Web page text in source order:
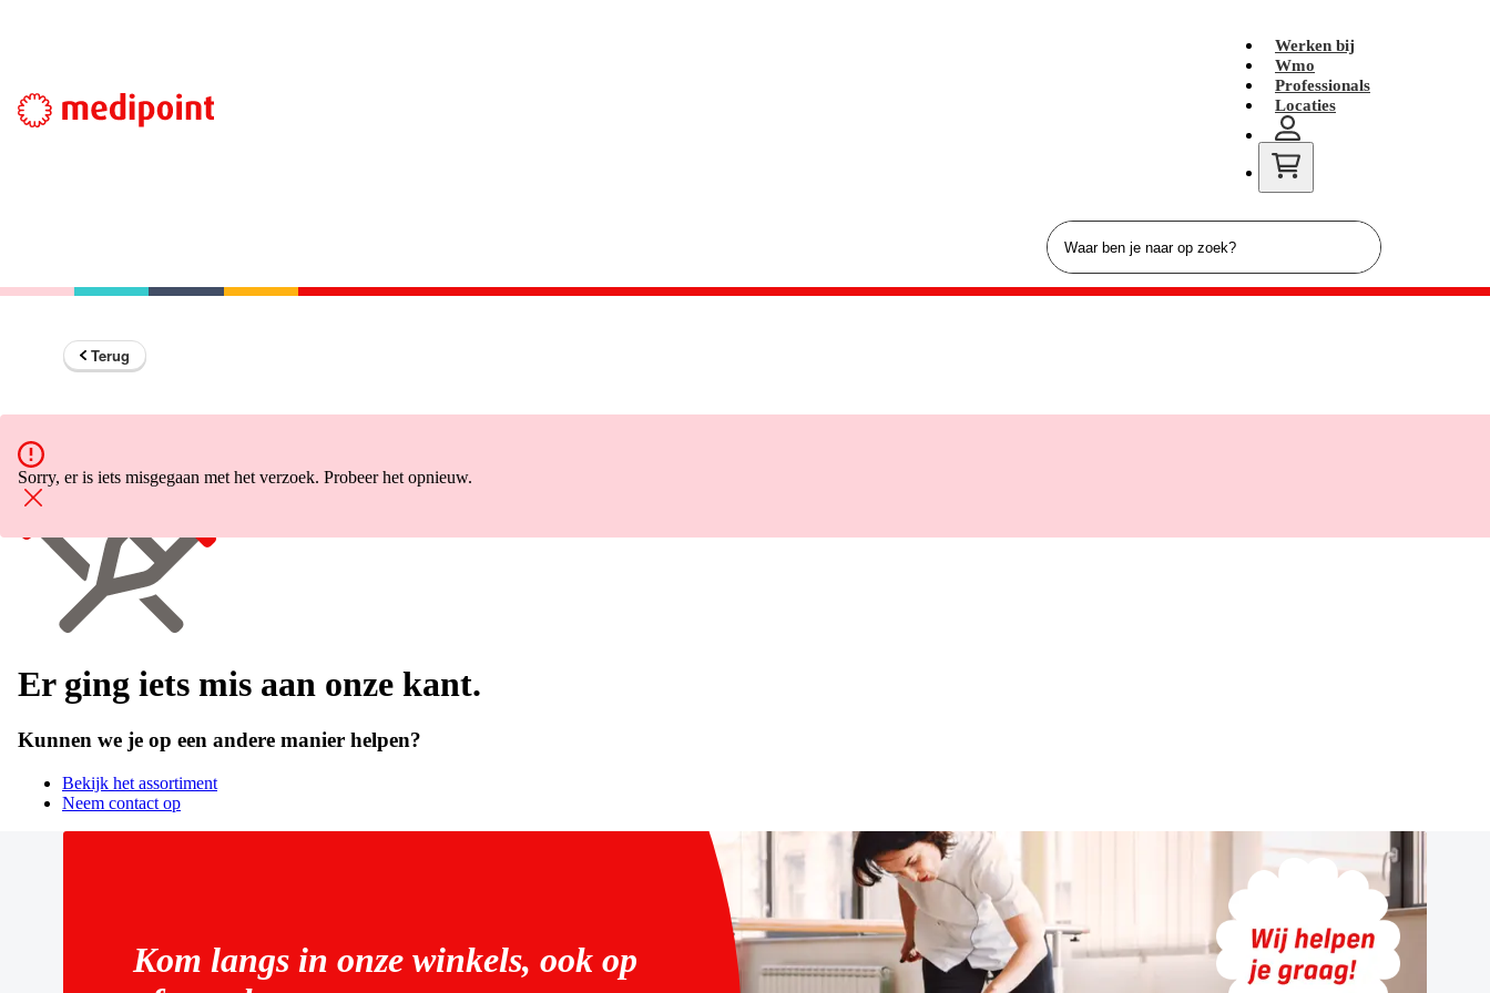
Werken bij
Wmo
Professionals
Locaties
Terug
Sorry, er is iets misgegaan met het verzoek. Probeer het opnieuw.
Er ging iets mis aan onze kant.
Kunnen we je op een andere manier helpen?
Bekijk het assortiment
Neem contact op
Kom langs in onze winkels, ook op